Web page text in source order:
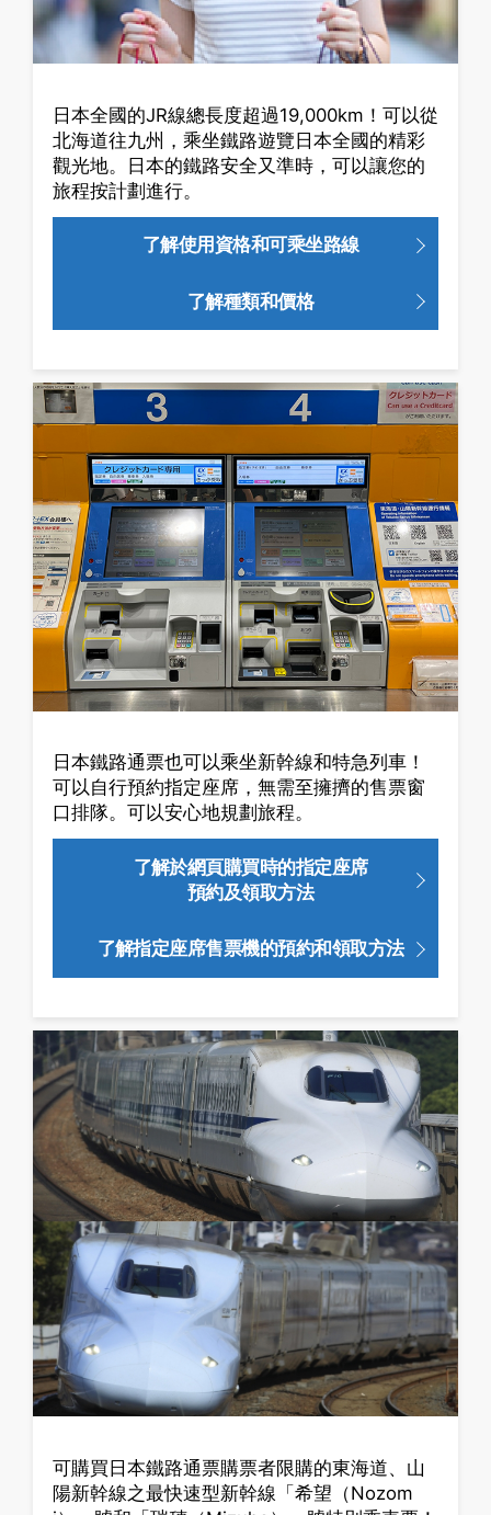
日本全國的JR線總長度超過19,000km！可以從
北海道往九州，乘坐鐵路遊覽日本全國的精彩
觀光地。日本的鐵路安全又準時，可以讓您的
旅程按計劃進行。
了解使用資格和可乘坐路線
了解種類和價格
日本鐵路通票也可以乘坐新幹線和特急列車！
可以自行預約指定座席，無需至擁擠的售票窗
口排隊。可以安心地規劃旅程。
了解於網頁購買時的指定座席
預約及領取方法
了解指定座席售票機的預約和領取方法
可購買日本鐵路通票購票者限購的東海道、山
陽新幹線之最快速型新幹線「希望（Nozom